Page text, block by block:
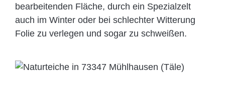
bearbeitenden Fläche, durch ein Spezi­alzelt
auch im Winter oder bei schlechter Witterung
Folie zu verlegen und sogar zu schweißen.